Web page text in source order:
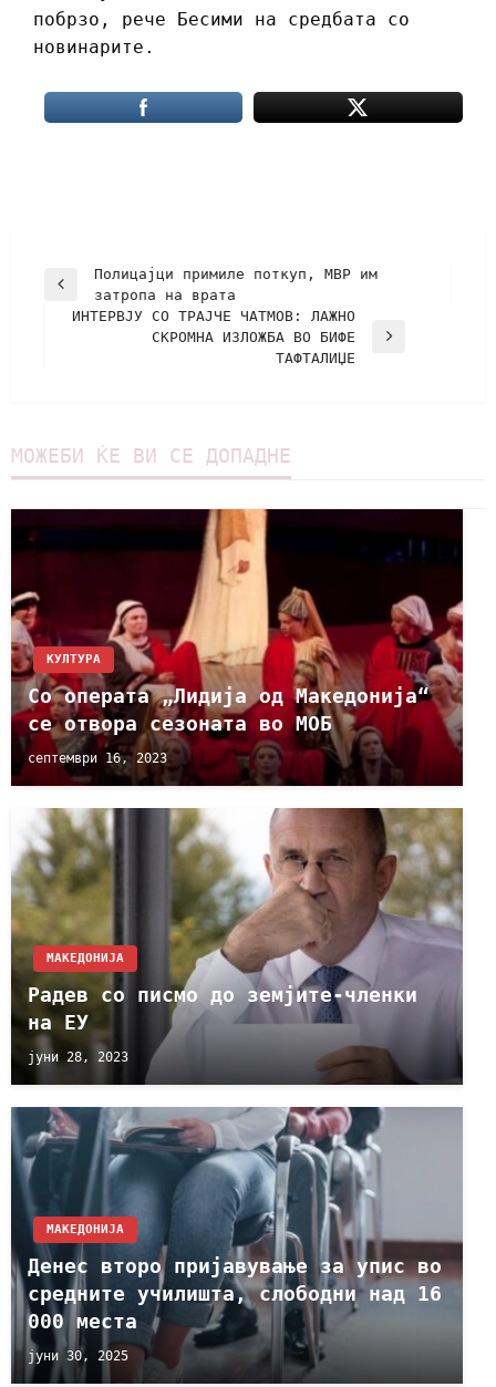
побрзо, рече Бесими на средбата со
новинарите.
Полицајци примиле поткуп, МВР им
затропа на врата
ИНТЕРВЈУ СО ТРАЈЧЕ ЧАТМОВ: ЛАЖНО
СКРОМНА ИЗЛОЖБА ВО БИФЕ
ТАФТАЛИЏЕ
МОЖЕБИ ЌЕ ВИ СЕ ДОПАДНЕ
КУЛТУРА
Со операта „Лидија од Македонија“
се отвора сезоната во МОБ
септември 16, 2023
МАКЕДОНИЈА
Радев со писмо до земјите-членки
на ЕУ
јуни 28, 2023
МАКЕДОНИЈА
Денес второ пријавување за упис во
средните училишта, слободни над 16
000 места
јуни 30, 2025